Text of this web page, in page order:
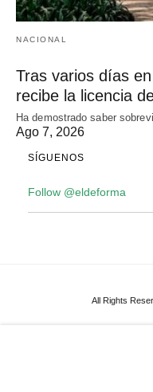
NACIONAL
Tras varios días
recibe la licencia
Ha demostrado saber
Ago 7, 2026
SÍGUENOS
Follow @eldeforma
All Rights